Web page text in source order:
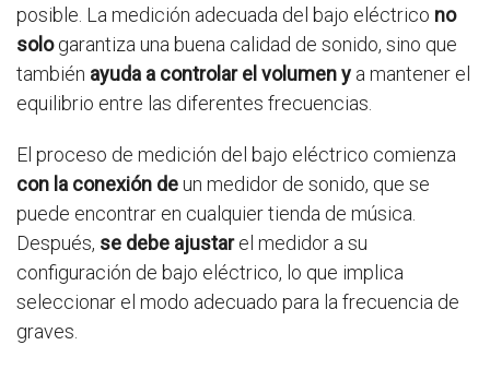
posible. La medición adecuada del bajo eléctrico no
sologarantiza una buena calidad de sonido, sino que
también ayuda a controlar el volumen y a mantener el
equilibrio entre las diferentes frecuencias.
El proceso de medición del bajo eléctrico comienza
con la conexión deun medidor de sonido, que se
puede encontrar en cualquier tienda de música.
Después, se debe ajustarel medidor a su
configuración de bajo eléctrico, lo que implica
seleccionar el modo adecuado para la frecuencia de
graves.